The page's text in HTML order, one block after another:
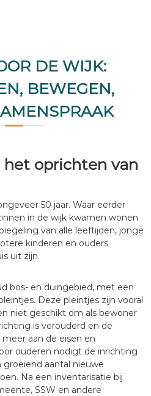
DE WIJK:
BEWEGEN,
oprichten van
50 jaar. Waar eerder
in de wijk kwamen wonen
van alle leeftijden, jonge
kinderen en ouders
uit zijn.
bos- en duingebied, met een
Deze pleintjes zijn vooral
niet geschikt om als bewoner
is verouderd en de
aan de eisen en
ouderen nodigt de inrichting
aantal nieuwe
Na een inventarisatie bij
SSW en andere